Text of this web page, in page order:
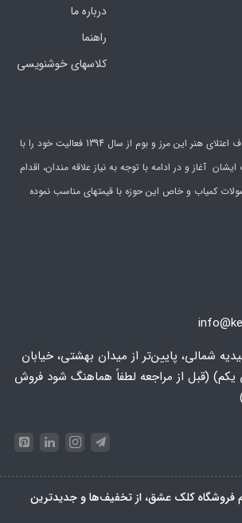
درباره ما
راهنما
کلاسهای خوشنویسی
تیم هنری کلک عشق با هدف اعتلای هنر این مرز و بوم از سال 1394 فعالیت خود را با
آغاز و در ادامه با توجه به نیاز علاقه مندان، اقدام
کمیاب و خاص این حوزه با قیمتهای مناسب نموده
شمالی، پایین‌تر از میدان بهشتی، خیابان
(قبل از مراجعه لطفاً هماهنگ شود فروش
فروشگاه کلک عشق، از تخفیف‌ها و جدیدترین‌